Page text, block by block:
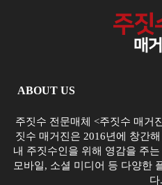
ABOUT US
주짓수 전문매체 <주짓수 매거
짓수 매거진은 2016년에 창간
내 주짓수인을 위해 영감을 주
모바일, 소셜 미디어 등 다양한
다.